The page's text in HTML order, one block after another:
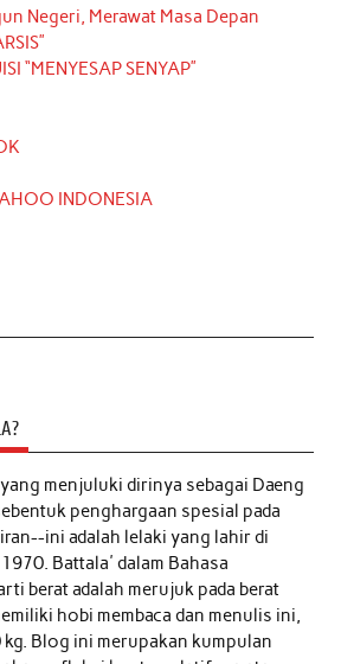
Negeri, Merawat Masa Depan
“MENYESAP SENYAP”
INDONESIA
yang menjuluki dirinya sebagai Daeng
penghargaan spesial pada
ini adalah lelaki yang lahir di
Battala' dalam Bahasa
berat adalah merujuk pada berat
hobi membaca dan menulis ini,
Blog ini merupakan kumpulan